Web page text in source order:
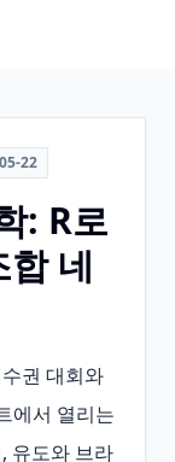
22
: R로
네
권 대회와
에서 열리는
유도와 브라